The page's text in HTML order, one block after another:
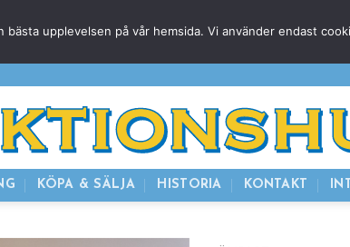
NUVARANDE AUKTION
KÖPA & SÄLJA HISTORIA KONTAKT
upplevelsen på vår hemsida. Vi använder endast